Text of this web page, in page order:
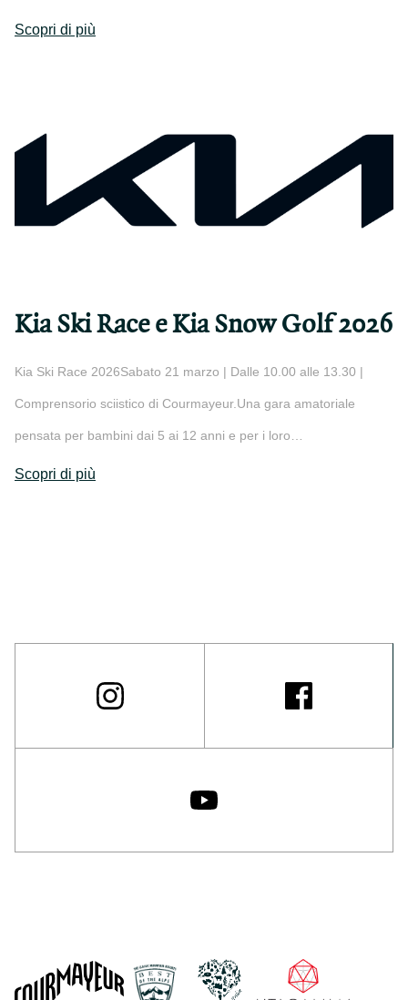
Scopri di più
Kia Ski Race e Kia Snow Golf 2026
Kia Ski Race 2026Sabato 21 marzo | Dalle 10.00 alle 13.30 |
Comprensorio sciistico di Courmayeur.Una gara amatoriale
pensata per bambini dai 5 ai 12 anni e per i loro…
Scopri di più